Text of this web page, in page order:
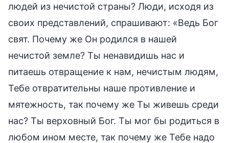
людей из нечистой страны? Люди, исходя из
своих представлений, спрашивают: «Ведь Бог
свят. Почему же Он родился в нашей
нечистой земле? Ты ненавидишь нас и
питаешь отвращение к нам, нечистым людям,
Тебе отвратительны наше противление и
мятежность, так почему же Ты живешь среди
нас? Ты верховный Бог. Ты мог бы родиться в
любом ином месте, так почему же Тебе надо